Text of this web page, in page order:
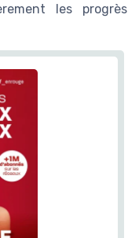
les progrès